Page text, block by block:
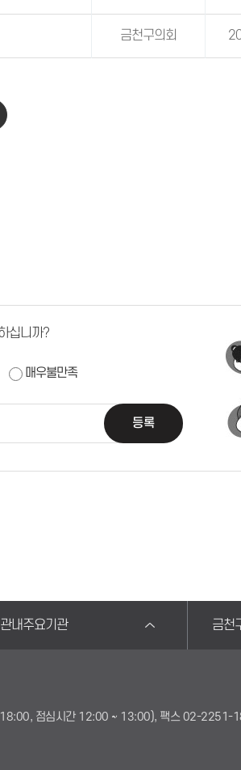
금천구의회
십니까?
매우불만족
등록
관내주요기관 금천
점심시간 12:00 ~ 13:00), 팩스 02-2251-